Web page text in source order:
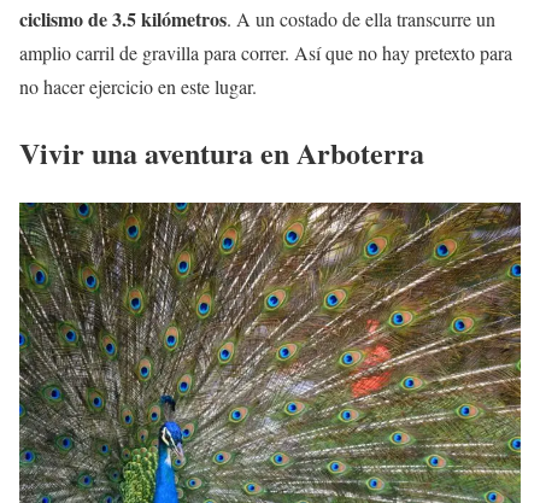
ciclismo de 3.5 kilómetros. A un costado de ella transcurre un
amplio carril de gravilla para correr. Así que no hay pretexto para
no hacer ejercicio en este lugar.
Vivir una aventura en Arboterra